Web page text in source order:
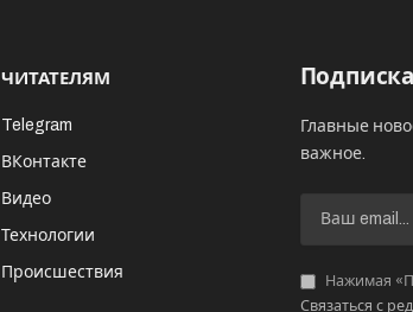
ЧИТАТЕЛЯМ
Telegram
ВКонтакте
Видео
Технологии
Происшествия
Главные
важное.
Нажимая
Связаться с